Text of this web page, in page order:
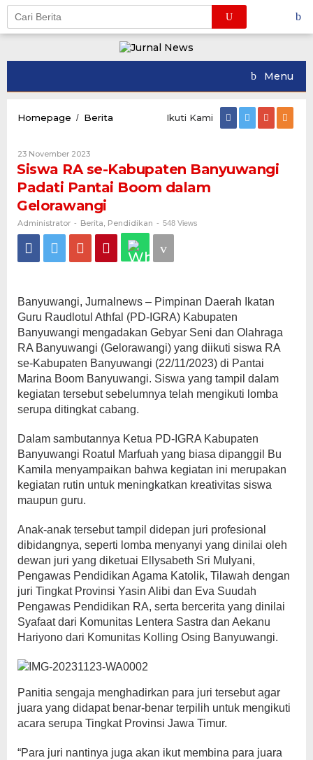
Skip
content
Menu
Homepage / Berita
Banyuwangi
Padati
Pantai
Ikuti Kami
23 November 2023Oleh
Administrator
Siswa RA se-Kabupaten Banyuwangi
Padati Pantai Boom dalam
Gelorawangi
Administrator - Berita Pendidikan - 548 Views
Banyuwangi, Jurnalnews – Pimpinan Daerah Ikatan
Guru Raudlotul Athfal (PD-IGRA) Kabupaten
Banyuwangi mengadakan Gebyar Seni dan Olahraga
RA Banyuwangi (Gelorawangi) yang diikuti siswa RA
se-Kabupaten Banyuwangi (22/11/2023) di Pantai
Marina Boom Banyuwangi. Siswa yang tampil dalam
kegiatan tersebut sebelumnya telah mengikuti lomba
serupa ditingkat cabang.
Dalam sambutannya Ketua PD-IGRA Kabupaten
Banyuwangi Roatul Marfuah yang biasa dipanggil Bu
Kamila menyampaikan bahwa kegiatan ini merupakan
kegiatan rutin untuk meningkatkan kreativitas siswa
maupun guru.
Anak-anak tersebut tampil didepan juri profesional
dibidangnya, seperti lomba menyanyi yang dinilai oleh
dewan juri yang diketuai Ellysabeth Sri Mulyani,
Pengawas Pendidikan Agama Katolik, Tilawah dengan
juri Tingkat Provinsi Yasin Alibi dan Eva Suudah
Pengawas Pendidikan RA, serta bercerita yang dinilai
Syafaat dari Komunitas Lentera Sastra dan Aekanu
Hariyono dari Komunitas Kolling Osing Banyuwangi.
Panitia sengaja menghadirkan para juri tersebut agar
juara yang didapat benar-benar terpilih untuk mengikuti
acara serupa Tingkat Provinsi Jawa Timur.
“Para juri nantinya juga akan ikut membina para juara